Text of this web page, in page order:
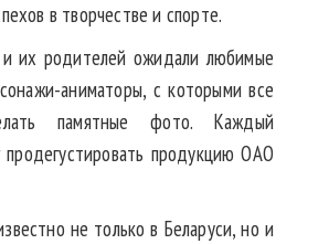
в творчестве и спорте.
их родителей ожидали любимые
аниматоры, с которыми все
памятные фото. Каждый
продукцию ОАО
не только в Беларуси, но и